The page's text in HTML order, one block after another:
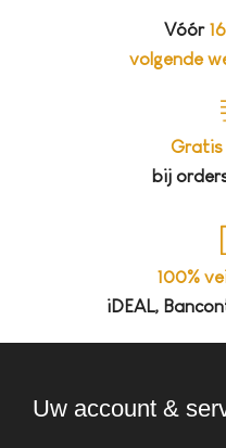
Vóór
volgende
Gratis
bij
100%
iDEAL,
Uw account &